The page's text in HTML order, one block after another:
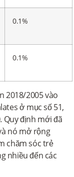
0.1%
0.1%
2018/2005 vào
ở mục số 51,
Quy định mới đã
nó mở rộng
chăm sóc trẻ
nhiều đến các